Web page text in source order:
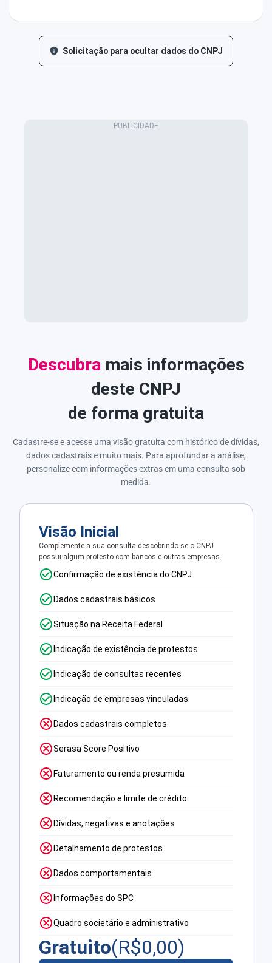
Solicitação para ocultar dados do CNPJ
Descubramais informações
deste CNPJ
de forma gratuita
Cadastre-se e acesse uma visão gratuita com histórico de dívidas,
dados cadastrais e muito mais. Para aprofundar a análise,
personalize com informações extras em uma consulta sob
medida.
Visão Inicial
Complemente a sua consulta descobrindo se o CNPJ
possui algum protesto com bancos e outras empresas.
Confirmação de existência do CNPJ
Dados cadastrais básicos
Situação na Receita Federal
Indicação de existência de protestos
Indicação de consultas recentes
Indicação de empresas vinculadas
Dados cadastrais completos
Serasa Score Positivo
Faturamento ou renda presumida
Recomendação e limite de crédito
Dívidas, negativas e anotações
Detalhamento de protestos
Dados comportamentais
Informações do SPC
Quadro societário e administrativo
Gratuito(R$0,00)